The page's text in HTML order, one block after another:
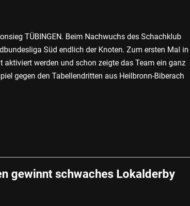
TÜBINGEN. Beim Nachwuchs des Schachklub
Süd endlich der Knoten. Zum ersten Mal in
werden und schon zeigte das Team ein ganz
gegen den Tabellendritten aus Heilbronn-Biberach
gewinnt schwaches Lokalderby